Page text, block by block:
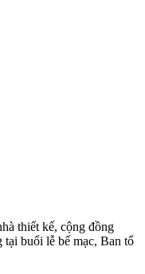
thiết kế, cộng đồng
buổi lễ bế mạc, Ban tổ